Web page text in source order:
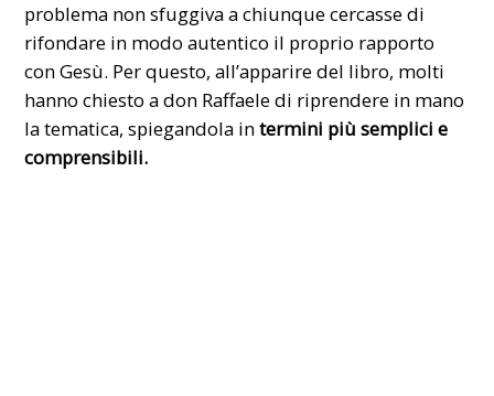
problema non sfuggiva a chiunque cercasse di
rifondare in modo autentico il proprio rapporto
con Gesù. Per questo, all’apparire del libro, molti
hanno chiesto a don Raffaele di riprendere in mano
la tematica, spiegandola intermini più semplici e
comprensibili.